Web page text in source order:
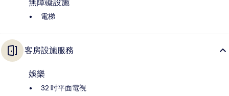
無障礙設施
電梯
客房設施服務
娛樂
32 吋平面電視